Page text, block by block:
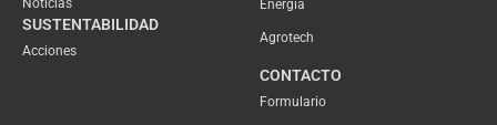
Noticias
SUSTENTABILIDAD
Acciones
Energía
Agrotech
CONTACTO
Formulario